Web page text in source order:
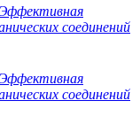
соединений
соединений